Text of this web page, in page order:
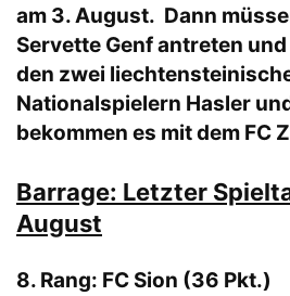
am 3. August. Dann
Servette Genf antreten
den zwei
Nationalspielern Hasler
bekommen es mit dem FC
Barrage: Letzter
August
8. Rang: FC Sion